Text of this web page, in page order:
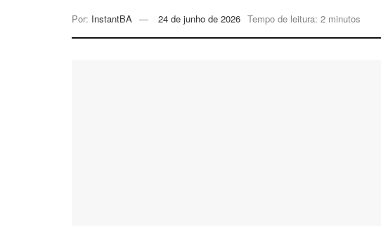
Por: InstantBA 24 de junho de 2026 Tempo de leitura: 2 minutos